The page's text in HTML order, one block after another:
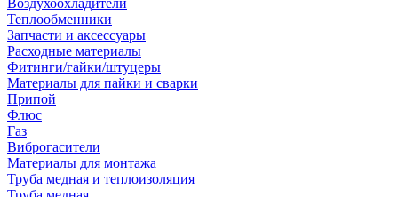
Воздухоохладители
Теплообменники
Запчасти и аксессуары
Расходные материалы
Фитинги/гайки/штуцеры
Материалы для пайки и сварки
Припой
Флюс
Газ
Виброгасители
Материалы для монтажа
Труба медная и теплоизоляция